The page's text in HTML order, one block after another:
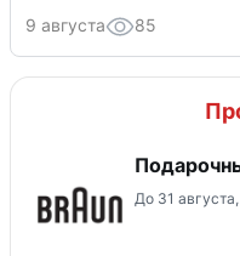
9 августа 85
До 31